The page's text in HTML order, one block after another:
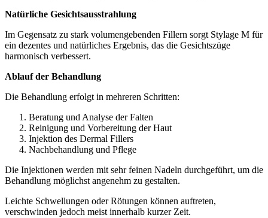
Natürliche Gesichtsausstrahlung
Im Gegensatz zu stark volumengebenden Fillern sorgt Stylage M für
ein dezentes und natürliches Ergebnis, das die Gesichtszüge
harmonisch verbessert.
Ablauf der Behandlung
Die Behandlung erfolgt in mehreren Schritten:
Beratung und Analyse der Falten
Reinigung und Vorbereitung der Haut
Injektion des Dermal Fillers
Nachbehandlung und Pflege
Die Injektionen werden mit sehr feinen Nadeln durchgeführt, um die
Behandlung möglichst angenehm zu gestalten.
Leichte Schwellungen oder Rötungen können auftreten,
verschwinden jedoch meist innerhalb kurzer Zeit.